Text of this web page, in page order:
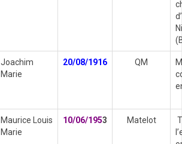
Joachim
Marie
20/08/1916 QM
Maurice Louis
Marie
10/06/1953 Matelot